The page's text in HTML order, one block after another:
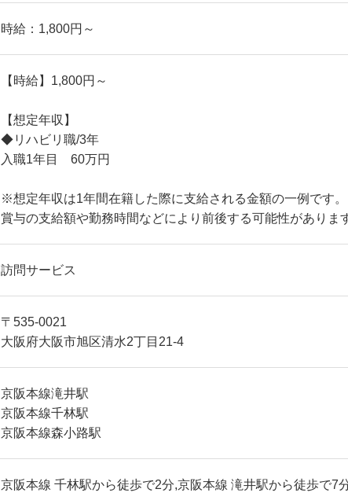
時給：1,800円～
【時給】1,800円～
【想定年収】
◆リハビリ職/3年
入職1年目 60万円
※想定年収は1年間在籍した際に支給される金額の一例です。
賞与の支給額や勤務時間などにより前後する可能性がありま
訪問サービス
〒535-0021
大阪府大阪市旭区清水2丁目21-4
京阪本線滝井駅
京阪本線千林駅
京阪本線森小路駅
京阪本線 千林駅から徒歩で2分,京阪本線 滝井駅から徒歩で7